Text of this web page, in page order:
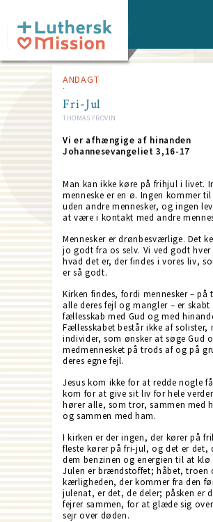
main
content
ANDAGT
Fri-Jul
THOMAS FROVIN
Vi er afhængige af hinanden
Johannesevangeliet 3,16-17
Man kan ikke køre på frihjul i livet.
menneske er en ø. Ingen kommer til
uden andre mennesker, og ingen
at være i kontakt med andre
Mennesker er drønbesværlige. Det
jo godt fra os selv. Vi ved godt
hvad det er, der findes i vores liv,
er så godt.
Kirken findes, fordi mennesker – på
alle deres fejl og mangler – er
fællesskab med Gud og med
Fællesskabet består ikke af solister,
individer, som ønsker at søge Gud
medmennesket på trods af og på
deres egne fejl.
Jesus kom ikke for at redde nogle
kom for at give sit liv for hele
hører alle, som tror, sammen med
og sammen med ham.
I kirken er der ingen, der kører på
fleste kører på fri-jul, og det er det,
dem benzinen og energien til at klø
Julen er brændstoffet; håbet, troen
kærligheden, der kommer fra den
julenat, er det, de deler; påsken er
fejrer sammen, for at glæde sig
sejr over døden.